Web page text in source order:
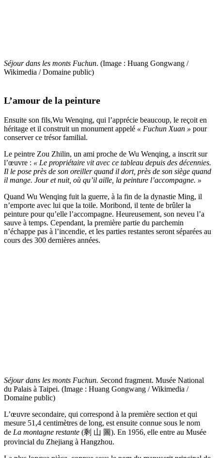
Séjour dans les monts Fuchun. (Image : Huang Gongwang /
Wikimedia / Domaine public)
L’amour de la peinture
Ensuite son fils,Wu Wenqing, qui l’apprécie beaucoup, le reçoit en
héritage et il construit un monument appelé « Fuchun Xuan » pour
conserver ce trésor familial.
Le peintre Zou Zhilin, un ami proche de Wu Wenqing, a inscrit sur
l’œuvre : « Le propriétaire vit avec ce tableau depuis des décennies.
Il le pose près de son oreiller quand il dort, près de son siège quand
il mange. Jour et nuit, où qu’il aille, la peinture l’accompagne. »
Quand Wu Wenqing fuit la guerre, à la fin de la dynastie Ming, il
n’emporte avec lui que la toile. Moribond, il tente de brûler la
peinture pour qu’elle l’accompagne. Heureusement, son neveu l’a
sauve à temps. Cependant, la première partie du parchemin
n’échappe pas à l’incendie, et les parties restantes seront séparées au
cours des 300 dernières années.
Séjour dans les monts Fuchun. Second fragment. Musée National
du Palais à Taipei. (Image : Huang Gongwang / Wikimedia /
Domaine public)
L’œuvre secondaire, qui correspond à la première section et qui
mesure 51,4 centimètres de long, est ensuite connue sous le nom
de La montagne restante (剩 山 圖). En 1956, elle entre au Musée
provincial du Zhejiang à Hangzhou.